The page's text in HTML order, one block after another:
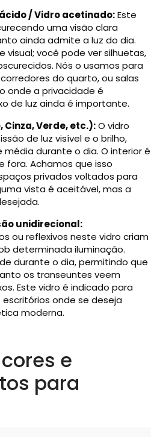
/ Vidro acetinado:Este
uma visão clara
ainda admite a luz do dia.
visual; você pode ver silhuetas,
Nós o usamos para
do quarto, ou salas
onde a privacidade é
de luz ainda é importante.
Cinza, Verde, etc.):O vidro
de luz visível e o brilho,
durante o dia. O interior é
fora. Achamos que isso
privados voltados para
vista é aceitável, mas a
unidirecional:
ou reflexivos neste vidro criam
determinada iluminação.
durante o dia, permitindo que
os transeuntes veem
Este vidro é indicado para
onde se deseja
moderna.
e
para